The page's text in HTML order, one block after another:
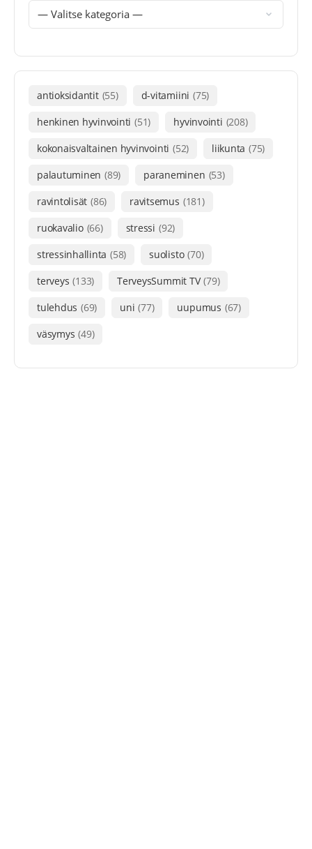
antioksidantit (55) d-vitamiini (75)
henkinen hyvinvointi (51) hyvinvointi (208)
kokonaisvaltainen hyvinvointi (52) liikunta (75)
palautuminen (89) paraneminen (53)
ravintolisät (86) ravitsemus (181)
ruokavalio (66) stressi (92)
stressinhallinta (58) suolisto (70)
terveys (133) TerveysSummit TV (79)
tulehdus (69) uni (77) uupumus (67)
väsymys (49)